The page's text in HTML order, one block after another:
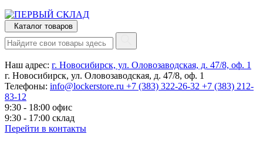
Каталог товаров
Наш адрес: г. Новосибирск, ул. Оловозаводская, д. 47/8, оф. 1
г. Новосибирск, ул. Оловозаводская, д. 47/8, оф. 1
Телефоны: info@lockerstore.ru +7 (383) 322-26-32 +7 (383) 212-
83-12
9:30 - 18:00 офис
9:30 - 17:00 склад
Перейти в контакты